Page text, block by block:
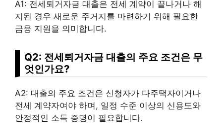
A1: 전세퇴거자금 대출은 전세 계약이 끝나거나 해
지된 경우 새로운 주거지를 마련하기 위해 필요한
금융 지원을 의미합니다.
Q2: 전세퇴거자금 대출의 주요 조건은 무
엇인가요?
A2: 대출의 주요 조건은 신청자가 다주택자이거나
전세 계약자여야 하며, 일정 수준 이상의 신용도와
안정적인 소득 증명이 필요합니다.